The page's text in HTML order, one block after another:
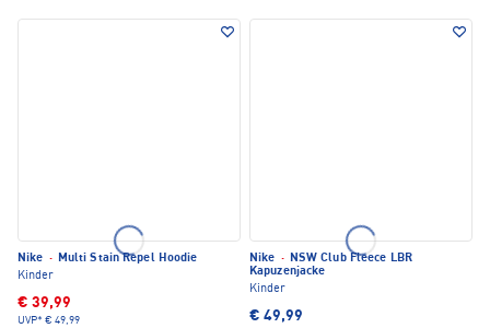
Nike · Multi Stain Repel Hoodie
Kinder
€ 39,99
UVP* € 49,99
Nike · NSW Club Fleece LBR
Kapuzenjacke
Kinder
€ 49,99